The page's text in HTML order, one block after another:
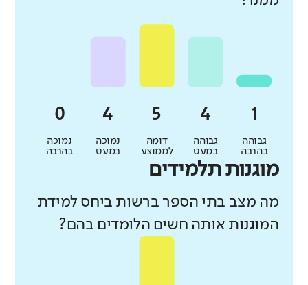
גבוהה
בהרבה
גבוהה
במעט
דומה
לממוצע
נמוכה
במעט
נמוכה
בהרבה
מוגנות תלמידים
מה מצב בתי הספר ברשות ביחס למידת
המוגנות אותה חשים הלומדים בהם?